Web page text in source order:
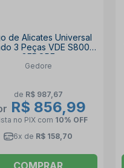
de Alicates Universal
3 Peças VDE S8003
GEDORE
Gedore
de R$ 987,67
R$ 856,99
no PIX com 10% OFF
6x de R$ 158,70
COMPRAR